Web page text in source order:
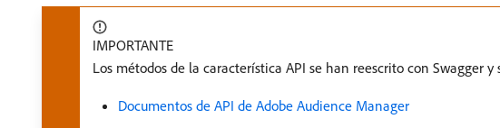
IMPORTANTE
Los métodos de la característica API se han reescrito con Swagger
Documentos de API de Adobe Audience Manager